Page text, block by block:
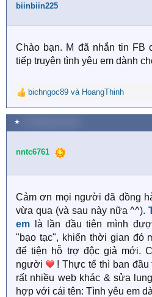
i
n
:
biinbiin225
Chào bạn. M đã nhắn tin FB
tiếp truyện tình yêu em dành
R
e
a
c
i
n
:
bichngoc89 và HoangThinh
★
nntc6761
Cảm ơn mọi người đã đồng
vừa qua (và sau này nữa ^^).
em là lần đầu tiên mình
"bạo tạc", khiến thời gian đó
để tiện hỗ trợ độc giả mới.
người
! Thực tế thì ban
rất nhiều web khác & sửa
hợp với cái tên: Tình yêu em